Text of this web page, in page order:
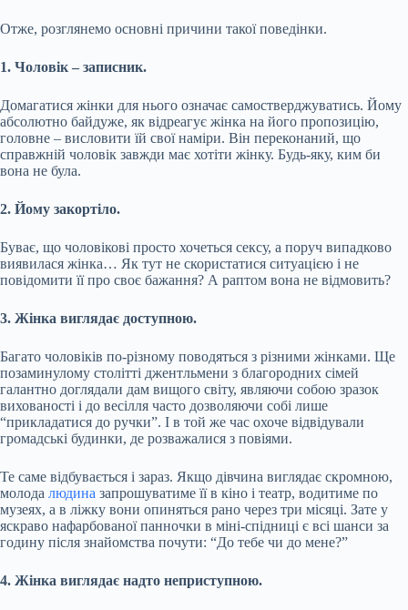
Отже, розглянемо основні причини такої поведінки.
1. Чоловік – записник.
Домагатися жінки для нього означає самостверджуватись. Йому
абсолютно байдуже, як відреагує жінка на його пропозицію,
головне – висловити їй свої наміри. Він переконаний, що
справжній чоловік завжди має хотіти жінку. Будь-яку, ким би
вона не була.
2. Йому закортіло.
Буває, що чоловікові просто хочеться сексу, а поруч випадково
виявилася жінка… Як тут не скористатися ситуацією і не
повідомити її про своє бажання? А раптом вона не відмовить?
3. Жінка виглядає доступною.
Багато чоловіків по-різному поводяться з різними жінками. Ще
позаминулому столітті джентльмени з благородних сімей
галантно доглядали дам вищого світу, являючи собою зразок
вихованості і до весілля часто дозволяючи собі лише
“прикладатися до ручки”. І в той же час охоче відвідували
громадські будинки, де розважалися з повіями.
Те саме відбувається і зараз. Якщо дівчина виглядає скромною,
молода людина запрошуватиме її в кіно і театр, водитиме по
музеях, а в ліжку вони опиняться рано через три місяці. Зате у
яскраво нафарбованої панночки в міні-спідниці є всі шанси за
годину після знайомства почути: “До тебе чи до мене?”
4. Жінка виглядає надто неприступною.